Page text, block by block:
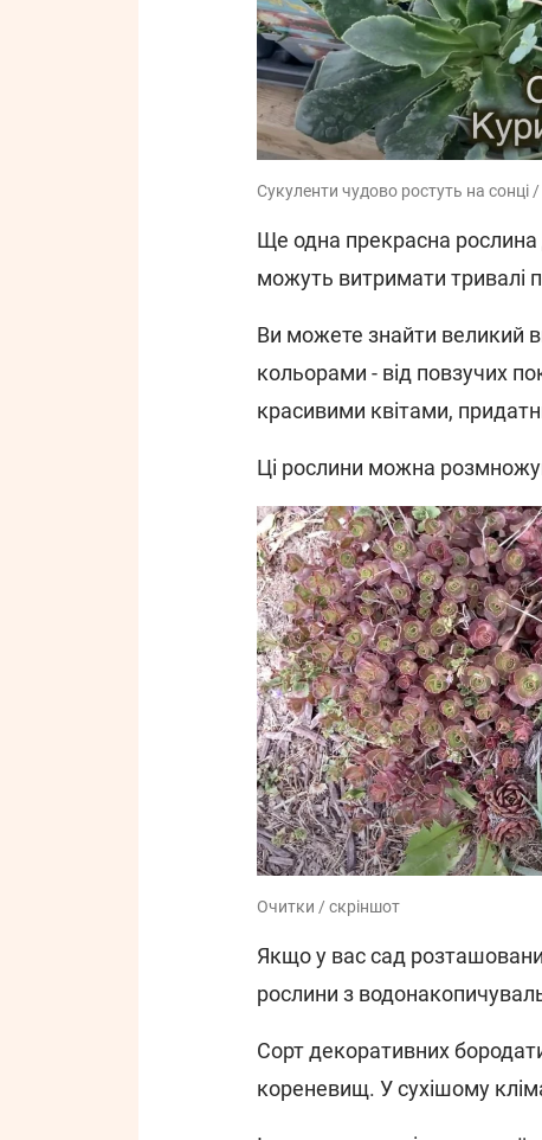
Сукуленти чудово ростуть на сонці
Ще одна прекрасна рослина
можуть витримати тривалі
Ви можете знайти великий
кольорами - від повзучих
красивими квітами,
Ці рослини можна
Очитки / скріншот
Якщо у вас сад
рослини з
Сорт декоративних
кореневищ. У сухішому